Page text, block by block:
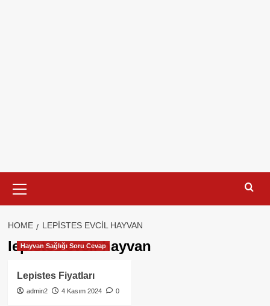
Menu
HOME LEPISTES EVCIL HAYVAN
lepistes evcil hayvan
Hayvan Sağlığı Soru Cevap
Lepistes Fiyatları
admin2 4 Kasım 2024 0